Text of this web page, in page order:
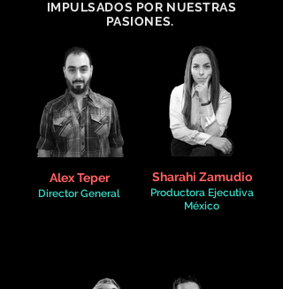
IMPULSADOS POR NUESTRAS
PASIONES.
Alex Teper
Director General
Sharahi Zamudio
Productora Ejecutiva
México